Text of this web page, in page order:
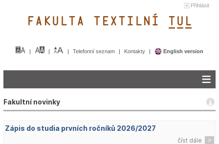
Přihlásit
FAKULTA TEXTILNÍ TUL&
Telefonní seznam Kontakty English version
Fakultní novinky
Zápis do studia prvních ročníků 2026/2027
číst dále